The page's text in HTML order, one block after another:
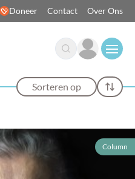
Doneer Contact Over Ons
Sorteren op
Column